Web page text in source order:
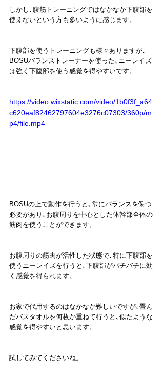
しかし､腹筋トレーニングではなかなか下腹部を
使えないという方も多いように感じます。
下腹部を使うトレーニングも様々ありますが､
BOSUバランストレーナーを使った､ニーレイズ
は強く下腹部を使う感覚を得やすいです。
https://video.wixstatic.com/video/1b0f3f_a64
c620eaf82462797604e3276c07303/360p/m
p4/file.mp4
BOSUの上で動作を行うと､常にバランスを保つ
必要があり､お腹周りを中心とした体幹部全体の
筋肉を使うことができます。
お腹周りの筋肉が活性した状態で､特に下腹部を
使うニーレイズを行うと､下腹部がバチバチに効
く感覚を得られます。
お家で代用するのはなかなか難しいですが､畳ん
だバスタオルを何枚か重ねて行うと､似たような
感覚を得やすいと思います。
試してみてくださいね。